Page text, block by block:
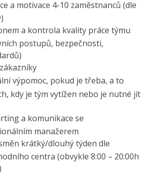
a motivace 4-10 zaměstnanců (dle
a kontrola kvality práce týmu
postupů, bezpečnosti,
výpomoc, pokud je třeba, a to
kdy je tým vytížen nebo je nutné jít
a komunikace se
manažerem
krátký/dlouhý týden dle
centra (obvykle 8:00 – 20:00h